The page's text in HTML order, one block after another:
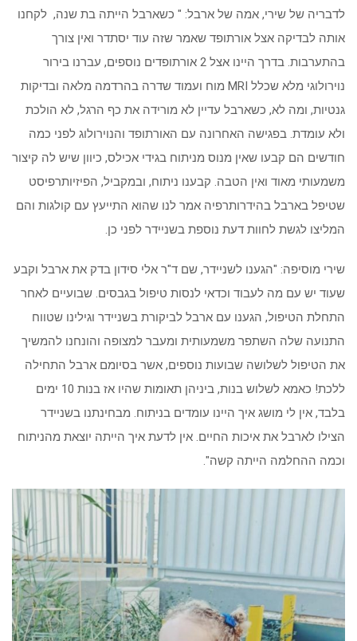
לדבריה של שירי, אמה של ארבל: " כשארבל הייתה בת שנה, לקחנו
אותה לבדיקה אצל אורתופד שאמר שזה עוד יסתדר ואין צורך
בהתערבות. בדרך היינו אצל 2 אורתופדים נוספים, עברנו בירור
נוירולוגי מלא שכלל MRI מוח ועמוד שדרה בהרדמה מלאה ובדיקות
גנטיות, ומה לא, כשארבל עדיין לא מורידה את כף הרגל, לא הולכת
ולא עומדת. בפגישה האחרונה עם האורתופד והנוירולוג לפני כמה
חודשים הם קבעו שאין מנוס מניתוח בגידי אכילס, כיוון שיש לה קיצור
משמעותי מאוד ואין הטבה. קבענו ניתוח, ובמקביל, הפיזיותרפיסט
שטיפל בארבל בהידרותרפיה אמר לנו שהוא התייעץ עם קולגות והם
המליצו לגשת לחוות דעת נוספת בשניידר לפני כן.
שירי מוסיפה: "הגענו לשניידר, שם ד"ר אלי סידון בדק את ארבל וקבע
שעוד יש עם מה לעבוד וכדאי לנסות טיפול בגבסים. שבועיים לאחר
התחלת הטיפול, הגענו עם ארבל לביקורת בשניידר וגילינו שטווח
התנועה שלה השתפר משמעותית ומעבר למצופה והונחנו להמשיך
את הטיפול לשלושה שבועות נוספים, אשר בסיומם ארבל התחילה
ללכת! כאמא לשלוש בנות, ביניהן תאומות שהיו אז בנות 10 ימים
בלבד, אין לי מושג איך היינו עומדים בניתוח. מבחינתנו בשניידר
הצילו לארבל את איכות החיים. אין לדעת איך הייתה יוצאת מהניתוח
וכמה ההחלמה הייתה קשה".